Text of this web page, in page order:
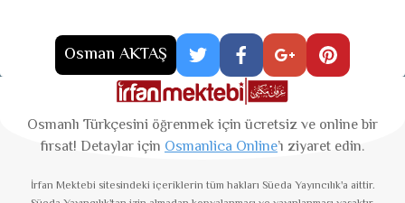
Osman AKTAŞ
Osmanlı Türkçesini öğrenmek için ücretsiz ve online bir
fırsat! Detaylar için Osmanlica Online’ı ziyaret edin.
İrfan Mektebi sitesindeki içeriklerin tüm hakları Süeda Yayıncılık'a aittir.